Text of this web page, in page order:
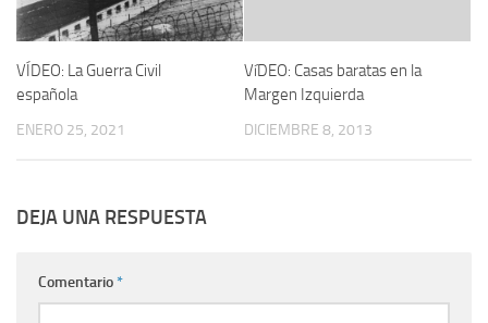
VÍDEO: La Guerra Civil
española
ENERO 25, 2021
VíDEO: Casas baratas en la
Margen Izquierda
DICIEMBRE 8, 2013
DEJA UNA RESPUESTA
Comentario*